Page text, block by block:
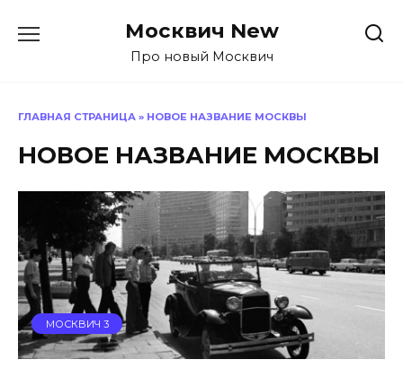
Москвич New
Про новый Москвич
ГЛАВНАЯ СТРАНИЦА » НОВОЕ НАЗВАНИЕ МОСКВЫ
НОВОЕ НАЗВАНИЕ МОСКВЫ
МОСКВИЧ 3